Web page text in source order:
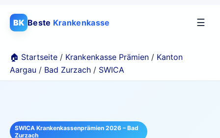
BK Beste Krankenkasse ☰
🏠 Startseite / Krankenkasse Prämien / Kanton
Aargau / Bad Zurzach / SWICA
SWICA Krankenkassenprämien 2026 – Bad
Zurzach